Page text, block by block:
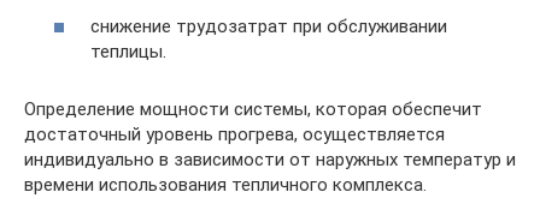
снижение трудозатрат при обслуживании
теплицы.
Определение мощности системы, которая обеспечит
достаточный уровень прогрева, осуществляется
индивидуально в зависимости от наружных температур и
времени использования тепличного комплекса.